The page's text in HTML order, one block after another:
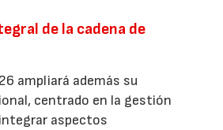
de la cadena de
ampliará además su
centrado en la gestión
aspectos